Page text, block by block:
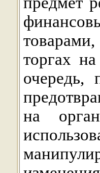
торгах
очередь,
на